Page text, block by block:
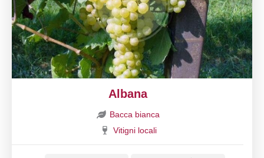
Albana
Bacca bianca
Vitigni locali